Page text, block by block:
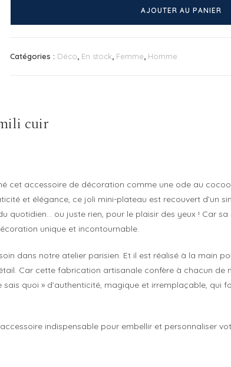
Mini
More
AJOUTER AU PANIER
Catégories : Déco, En stock, Femme, Homme
cuir
cet accessoire de décoration comme une ode au
et élégance, ce joli mini-plateau est recouvert d’un
quotidien… ou juste rien, pour le plaisir des yeux ! Car
unique et incontournable.
dans notre atelier parisien. Et il est réalisé à la main
Car cette fabrication artisanale confère à chacun de
quoi » d’authenticité, magique et irremplaçable, qui
indispensable pour embellir et personnaliser